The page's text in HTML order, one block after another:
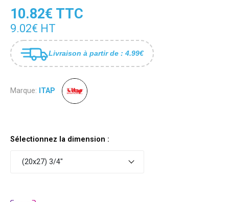
10.82€ TTC
9.02€ HT
Livraison à partir de : 4.99€
Marque: ITAP
Sélectionnez la dimension :
(20x27) 3/4"